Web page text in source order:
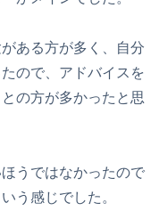
ある方が多く、自分
ので、アドバイスを
の方が多かったと思
うではなかったので
う感じでした。